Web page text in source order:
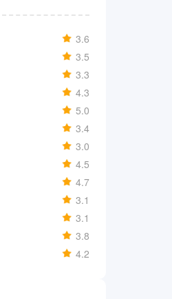
3.6
3.5
3.3
4.3
5.0
3.4
3.0
4.5
4.7
3.1
3.1
3.8
4.2